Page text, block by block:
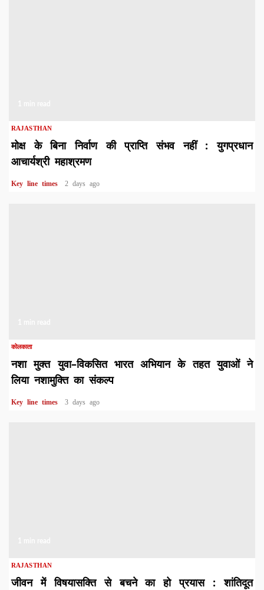
RAJASTHAN
मोक्ष के बिना निर्वाण की प्राप्ति संभव नहीं : युगप्रधान
आचार्यश्री महाश्रमण
Key line times 2 days ago
कोलकाता
नशा मुक्त युवा–विकसित भारत अभियान के तहत युवाओं ने
लिया नशामुक्ति का संकल्प
Key line times 3 days ago
RAJASTHAN
जीवन में विषयासक्ति से बचने का हो प्रयास : शांतिदूत